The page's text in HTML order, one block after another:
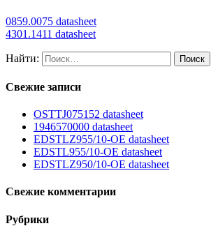
0859.0075 datasheet
4301.1411 datasheet
Найти:
Свежие записи
OSTTJ075152 datasheet
1946570000 datasheet
EDSTLZ955/10-OE datasheet
EDSTL955/10-OE datasheet
EDSTLZ950/10-OE datasheet
Свежие комментарии
Рубрики